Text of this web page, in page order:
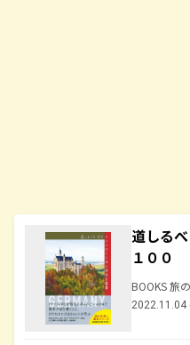
道しる
１００
BOOKS 旅
2022.11.04